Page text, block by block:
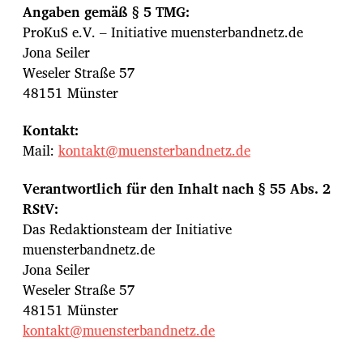
Angaben gemäß § 5 TMG:
ProKuS e.V. – Initiative muensterbandnetz.de
Jona Seiler
Weseler Straße 57
48151 Münster
Kontakt:
Mail: kontakt@muensterbandnetz.de
Verantwortlich für den Inhalt nach § 55 Abs. 2
RStV:
Das Redaktionsteam der Initiative
muensterbandnetz.de
Jona Seiler
Weseler Straße 57
48151 Münster
kontakt@muensterbandnetz.de